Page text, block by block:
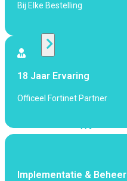
Access
bekijken
Wi-
Wi-
Bij Elke Bestelling
18 Jaar Ervaring
Officeel Fortinet Partner
Implementatie & Beheer